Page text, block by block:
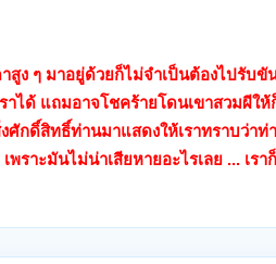
สูง ๆ มาอยู่ด้วยก็ไม่จำเป็นต้องไปรับขั
าได้ แถมอาจโชคร้ายโดนเขาสวมผีใ
ดิ์สิทธิ์ท่านมาแสดงให้เราทราบว่าท่า
าะมันไม่น่าเสียหายอะไรเลย ... เรา